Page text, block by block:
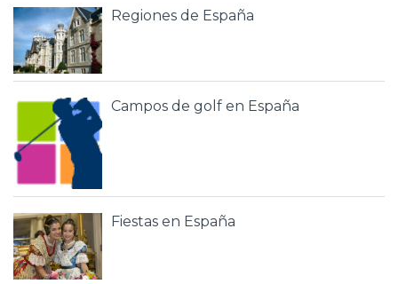
Regiones de España
Campos de golf en España
Fiestas en España